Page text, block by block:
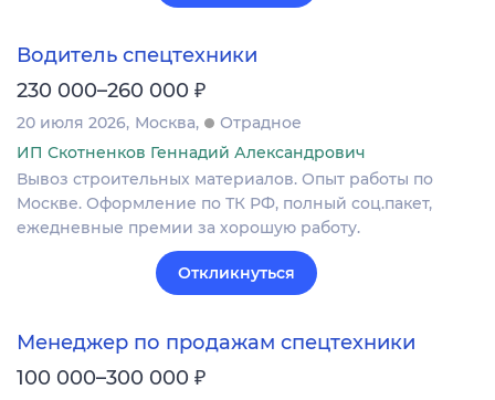
Водитель спецтехники
230 000–260 000 ₽
20 июля 2026 Москва
Отрадное
ИП Скотненков Геннадий Александрович
Вывоз строительных материалов. Опыт работы по
Москве. Оформление по ТК РФ, полный соц.пакет,
ежедневные премии за хорошую работу.
Откликнуться
Менеджер по продажам спецтехники
100 000–300 000 ₽